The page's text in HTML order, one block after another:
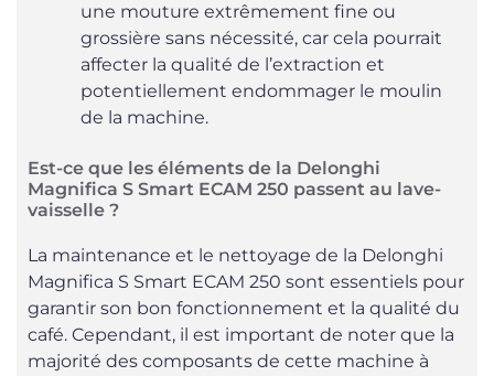
une mouture extrêmement fine ou
grossière sans nécessité, car cela pourrait
affecter la qualité de l’extraction et
potentiellement endommager le moulin
de la machine.
Est-ce que les éléments de la Delonghi
Magnifica S Smart ECAM 250 passent au lave-
vaisselle ?
La maintenance et le nettoyage de la Delonghi
Magnifica S Smart ECAM 250 sont essentiels pour
garantir son bon fonctionnement et la qualité du
café. Cependant, il est important de noter que la
majorité des composants de cette machine à